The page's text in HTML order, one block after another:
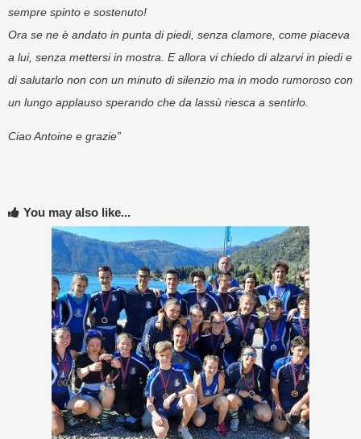
sempre spinto e sostenuto!
Ora se ne è andato in punta di piedi, senza clamore, come piaceva
a lui, senza mettersi in mostra. E allora vi chiedo di alzarvi in piedi e
di salutarlo non con un minuto di silenzio ma in modo rumoroso con
un lungo applauso sperando che da lassù riesca a sentirlo.
Ciao Antoine e grazie”
You may also like...